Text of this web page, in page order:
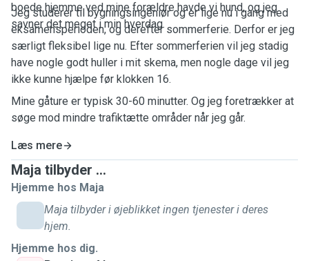
boede hjemme ved mine forældre havde vi hund, og jeg
savner det meget i min hverdag.
Jeg studerer til bygningsingeniør og er lige nu i gang med
eksamensperioden, og derefter sommerferie. Derfor er jeg
særligt fleksibel lige nu. Efter sommerferien vil jeg stadig
have nogle godt huller i mit skema, men nogle dage vil jeg
ikke kunne hjælpe før klokken 16.
Mine gåture er typisk 30-60 minutter. Og jeg foretrækker at
søge mod mindre trafiktætte områder når jeg går.
Læs mere
Maja tilbyder ...
Hjemme hos Maja
Maja tilbyder i øjeblikket ingen tjenester i deres
hjem.
Hjemme hos dig.